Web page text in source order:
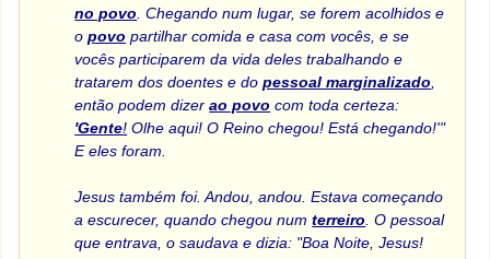
no povo . Chegando num lugar, se forem acolhidos e
opovo partilhar comida e casa com vocês, e se
vocês participarem da vida deles trabalhando e
tratarem dos doentes e dopessoal marginalizado
então podem dizerao povo com toda certeza:
'Gente! Olhe aqui! O Reino chegou! Está chegando!'"
E eles foram.
Jesus também foi. Andou, andou. Estava começando
a escurecer, quando chegou numterreiro . O pessoal
que entrava, o saudava e dizia: "Boa Noite, Jesus!